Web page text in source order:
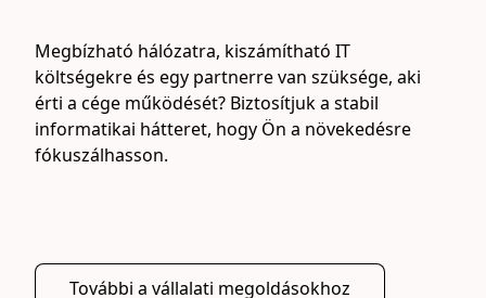
Megbízható hálózatra, kiszámítható IT
költségekre és egy partnerre van szüksége, aki
érti a cége működését? Biztosítjuk a stabil
informatikai hátteret, hogy Ön a növekedésre
fókuszálhasson.
További a vállalati megoldásokhoz